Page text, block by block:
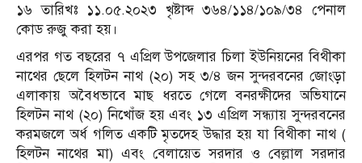
১৬ তারিখঃ ১১.০৫.২০২৩ খৃষ্টাব্দ ৩৬৪/১১৪/১০৯/৩৪ পেনাল
কোড রুজু করা হয়।
এরপর গত বছরের ৭ এপ্রিল উপজেলার চিলা ইউনিয়নের বিথীকা
নাথের ছেলে হিলটন নাথ (২০) সহ ৩/৪ জন সুন্দরবনের জোংড়া
এলাকায় অবৈধভাবে মাছ ধরতে গেলে বনরক্ষীদের অভিযানে
হিলটন নাথ (২০) নিখোঁজ হয় এবং ১৩ এপ্রিল সন্ধ্যায় সুন্দরবনের
করমজলে অর্ধ গলিত একটি মৃতদেহ উদ্ধার হয় যা বিথীকা নাথ (
হিলটন নাথের মা) এবং বেলায়েত সরদার ও বেল্লাল সরদার